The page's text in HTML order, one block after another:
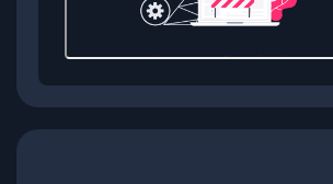
به منظور خرید ارز WAVES از پلتفرم معاملاتی موربیت